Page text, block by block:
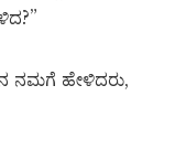
ನಮಗೆ ಹೇಳಿದರು,